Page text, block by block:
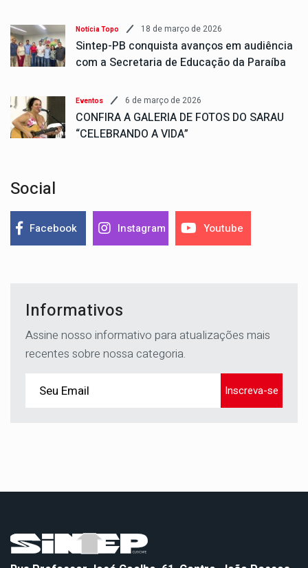
Notícia Topo 18 de março de 2026
Sintep-PB conquista avanços em audiência
com a Secretaria de Educação da Paraíba
Eventos 6 de março de 2026
CONFIRA A GALERIA DE FOTOS DO SARAU
“CELEBRANDO A VIDA”
Social
Facebook Instagram Youtube
Informativos
Assine nosso informativo para atualizações mais
recentes sobre nossa categoria.
Inscreva-se